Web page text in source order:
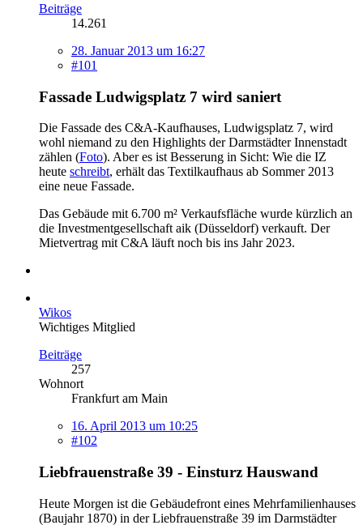
Beiträge
14.261
28. Januar 2013 um 16:27
#101
Fassade Ludwigsplatz 7 wird saniert
Die Fassade des C&A-Kaufhauses, Ludwigsplatz 7, wird
wohl niemand zu den Highlights der Darmstädter Innenstadt
zählen (Foto). Aber es ist Besserung in Sicht: Wie die IZ
heute schreibt, erhält das Textilkaufhaus ab Sommer 2013
eine neue Fassade.
Das Gebäude mit 6.700 m² Verkaufsfläche wurde kürzlich an
die Investmentgesellschaft aik (Düsseldorf) verkauft. Der
Mietvertrag mit C&A läuft noch bis ins Jahr 2023.
Wikos
Wichtiges Mitglied
Beiträge
257
Wohnort
Frankfurt am Main
16. April 2013 um 10:25
#102
Liebfrauenstraße 39 - Einsturz Hauswand
Heute Morgen ist die Gebäudefront eines Mehrfamilienhauses
(Baujahr 1870) in der Liebfrauenstraße 39 im Darmstädter